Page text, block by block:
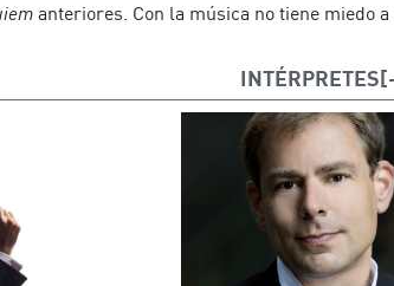
anteriores. Con la música no tiene miedo
INTÉRPRETES